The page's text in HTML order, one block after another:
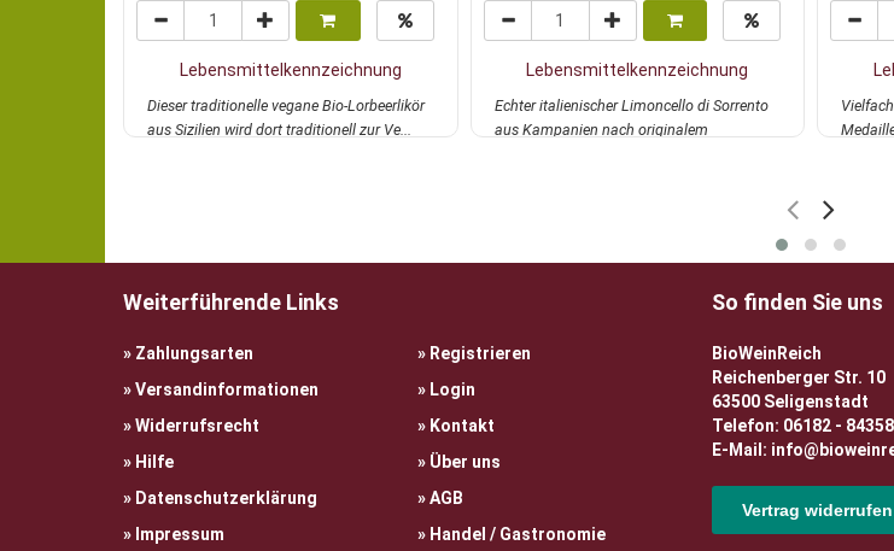
Lebensmittelkennzeichnung
Dieser traditionelle vegane Bio-Lorbeerlikör
aus Sizilien wird dort traditionell zur Ve...
Lebensmittelkennzeichnung
Echter italienischer Limoncello di Sorrento
aus Kampanien nach originalem
Weiterführende Links
Zahlungsarten
Versandinformationen
Widerrufsrecht
Hilfe
Datenschutzerklärung
Impressum
Registrieren
Login
Kontakt
Über uns
AGB
Handel / Gastronomie
So finden Sie uns
BioWeinReich
Reichenberger Str. 10
63500 Seligenstadt
Telefon: 06182 -
E-Mail:
Vertrag widerrufen